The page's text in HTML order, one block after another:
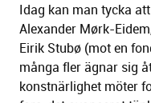
Idag kan man tycka
Alexander Mørk-
Eirik Stubø (mot en
många fler ägnar sig
konstnärlighet möter